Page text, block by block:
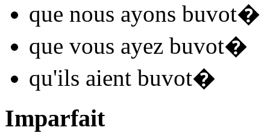
que nous ayons buvot�
que vous ayez buvot�
qu'ils aient buvot�
Imparfait